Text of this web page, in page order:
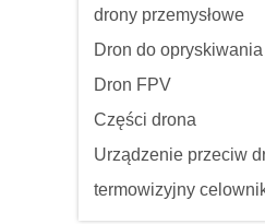
drony przemysłowe
Dron do
Dron FPV
Części drona
Urządzenie przeciw
termowizyjny